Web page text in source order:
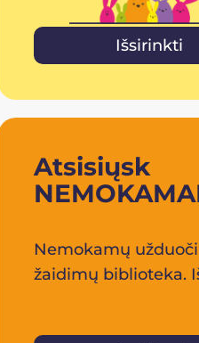
Išsirinkti
Atsisiųsk
Nemokamų
žaidimų biblioteka.